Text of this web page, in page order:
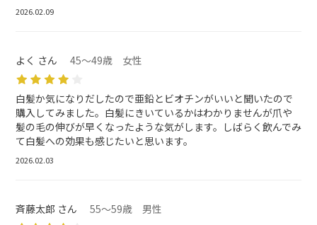
2026.02.09
よく さん 45～49歳 女性
白髪か気になりだしたので亜鉛とビオチンがいいと聞いたので
購入してみました。白髪にきいているかはわかりませんが爪や
髪の毛の伸びが早くなったような気がします。しばらく飲んでみ
て白髪への効果も感じたいと思います。
2026.02.03
斉藤太郎 さん 55～59歳 男性